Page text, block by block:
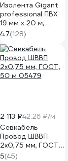
Изолента Gigant
professional ПВХ
19 мм х 20 м,
черная GT-0-3
4.7(128)
2 113 ₽42.26 ₽/м
Севкабель
Провод ШВВП
2х0,75 мм, ГОСТ,
50 м 05479
5(45)